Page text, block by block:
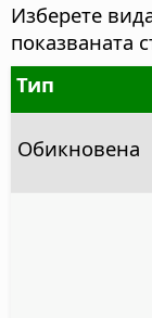
Изберете
показваната
Тип
Обикновена